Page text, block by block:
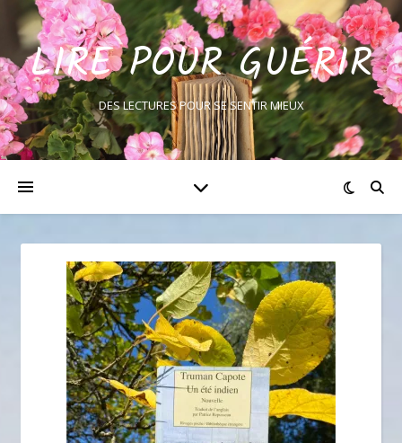
LIRE POUR GUÉRIR
DES LECTURES POUR SE SENTIR MIEUX